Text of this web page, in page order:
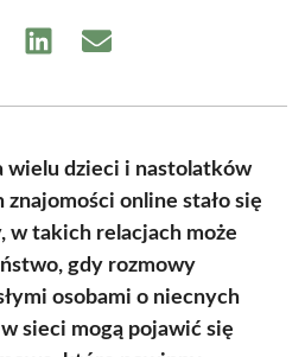
Share Share
wielu dzieci i nastolatków
online stało się
w takich relacjach może
gdy rozmowy
osobami o niecnych
sieci mogą pojawić się